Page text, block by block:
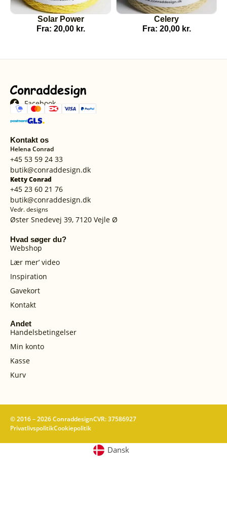
Solar Power
Fra: 20,00 kr.
Celery
Fra: 20,00 kr.
Facebook
Kontakt os
Helena Conrad
+45 53 59 24 33
butik@conraddesign.dk
Ketty Conrad
+45 23 60 21 76
butik@conraddesign.dk
Vedr. designs
Øster Snedevej 39, 7120 Vejle Ø
Hvad søger du?
Webshop
Lær mer’ video
Inspiration
Gavekort
Kontakt
Andet
Handelsbetingelser
Min konto
Kasse
Kurv
© 2016 – 2026 ConraddesignCVR: 37586927
PrivatlivspolitikCookiepolitik
Dansk